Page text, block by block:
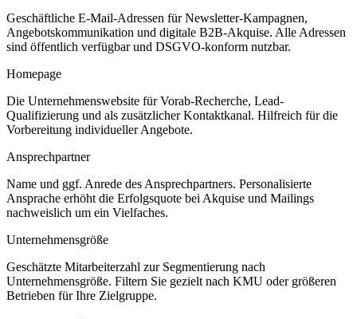
Geschäftliche E-Mail-Adressen für Newsletter-Kampagnen,
Angebotskommunikation und digitale B2B-Akquise. Alle Adressen
sind öffentlich verfügbar und DSGVO-konform nutzbar.
Homepage
Die Unternehmenswebsite für Vorab-Recherche, Lead-
Qualifizierung und als zusätzlicher Kontaktkanal. Hilfreich für die
Vorbereitung individueller Angebote.
Ansprechpartner
Name und ggf. Anrede des Ansprechpartners. Personalisierte
Ansprache erhöht die Erfolgsquote bei Akquise und Mailings
nachweislich um ein Vielfaches.
Unternehmensgröße
Geschätzte Mitarbeiterzahl zur Segmentierung nach
Unternehmensgröße. Filtern Sie gezielt nach KMU oder größeren
Betrieben für Ihre Zielgruppe.